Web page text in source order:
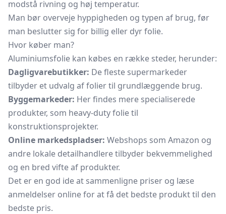
modstå rivning og høj temperatur.
Man bør overveje hyppigheden og typen af brug, før
man beslutter sig for billig eller dyr folie.
Hvor køber man?
Aluminiumsfolie kan købes en række steder, herunder:
Dagligvarebutikker: De fleste supermarkeder
tilbyder et udvalg af folier til grundlæggende brug.
Byggemarkeder: Her findes mere specialiserede
produkter, som heavy-duty folie til
konstruktionsprojekter.
Online markedspladser: Webshops som Amazon og
andre lokale detailhandlere tilbyder bekvemmelighed
og en bred vifte af produkter.
Det er en god ide at sammenligne priser og læse
anmeldelser online for at få det bedste produkt til den
bedste pris.